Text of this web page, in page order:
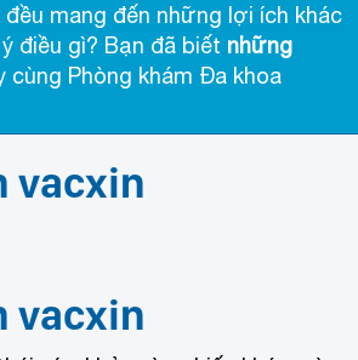
mang đến những lợi ích khác
điều gì? Bạn đã biết những
cùng Phòng khám Đa khoa
vacxin
vacxin